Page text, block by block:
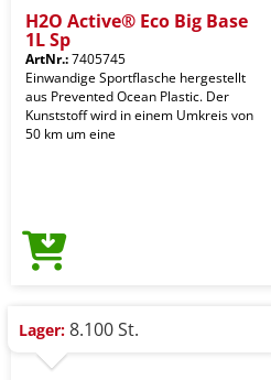
H2O Active® Eco Big Base
1L Sp
ArtNr.:7405745
Einwandige Sportflasche hergestellt
aus Prevented Ocean Plastic. Der
Kunststoff wird in einem Umkreis von
50 km um eine
Lager: 8.100 St.